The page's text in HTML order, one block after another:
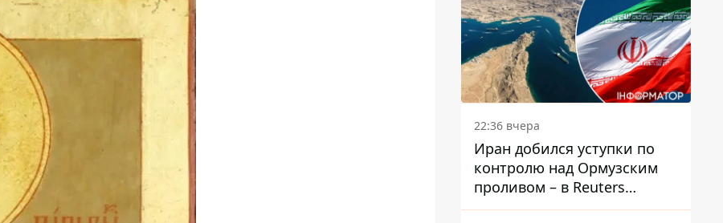
22:36 вчера
Иран добился уступки по
контролю над Ормузским
проливом – в Reuters
раскрыли детали